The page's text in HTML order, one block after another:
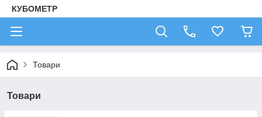
КУБОМЕТР
Товари
Товари